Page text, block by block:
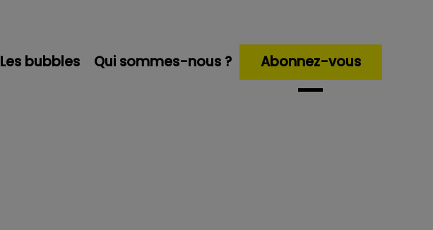
Les bubbles Qui sommes-nous ? Abonnez-vous